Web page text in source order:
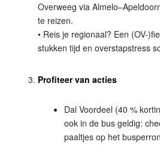
Overweeg via
te reizen.
• Reis je regionaal? Een (OV-
stukken tijd en overstapstress
Profiteer van acties
Dal Voordeel (40 %
ook in de bus geldig:
paaltjes op het